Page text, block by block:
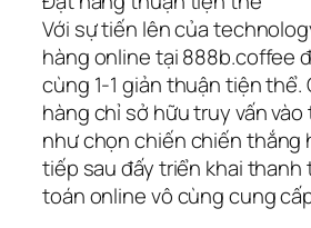
Với sự tiến lên của
hàng online tại 888b.coffee
cùng 1-1 giản thuận tiện thể.
hàng chỉ sở hữu truy vấn
như chọn chiến chiến thắng
tiếp sau đấy triển khai thanh
toán online vô cùng cung